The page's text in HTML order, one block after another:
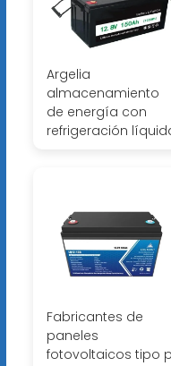
Argelia
almacenamiento
de energía con
refrigeración
Fabricantes de
paneles
fotovoltaicos tipo p